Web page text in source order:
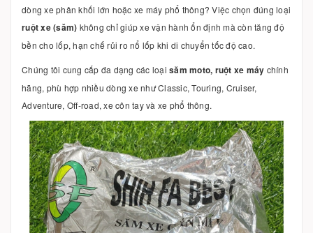
dòng xe phân khối lớn hoặc xe máy phổ thông? Việc chọn đúng loại
ruột xe (săm) không chỉ giúp xe vận hành ổn định mà còn tăng độ
bền cho lốp, hạn chế rủi ro nổ lốp khi di chuyển tốc độ cao.
Chúng tôi cung cấp đa dạng các loại săm moto, ruột xe máy chính
hãng, phù hợp nhiều dòng xe như Classic, Touring, Cruiser,
Adventure, Off-road, xe côn tay và xe phổ thông.